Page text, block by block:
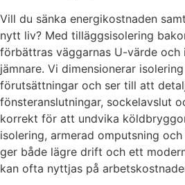
Vill du sänka energikostnaden
nytt liv? Med tilläggsisolering
förbättras väggarnas U-värde och
jämnare. Vi dimensionerar
förutsättningar och ser till att
fönsteranslutningar, sockelavslut
korrekt för att undvika
isolering, armerad omputsning
ger både lägre drift och ett
kan ofta nyttjas på